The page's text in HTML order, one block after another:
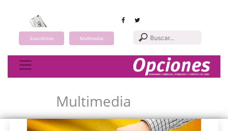
Suscribirse Multimedia
Toggle navigation
Multimedia